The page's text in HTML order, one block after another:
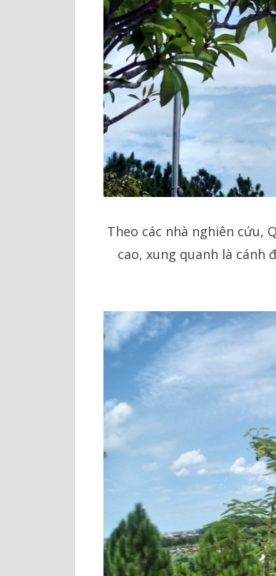
Theo các nhà nghiên cứu,
cao, xung quanh là cánh